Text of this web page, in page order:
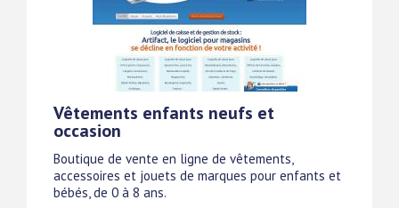
Vêtements enfants neufs et
occasion
Boutique de vente en ligne de vêtements,
accessoires et jouets de marques pour enfants et
bébés, de 0 à 8 ans.